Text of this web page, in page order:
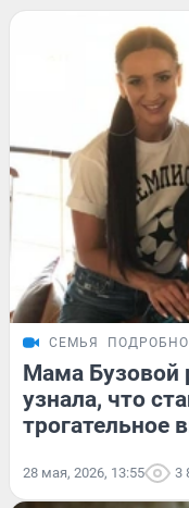
СЕМЬЯ
Мама Бузовой
узнала, что
трогательное
28 мая, 2026, 13:55 3